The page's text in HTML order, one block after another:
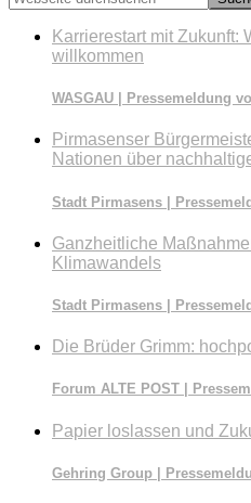
durchsuchen
Karrierestart mit Zukunft:
willkommen
WASGAU | Pressemeldung
Pirmasenser
Nationen über
Stadt Pirmasens |
Ganzheitliche
Klimawandels
Stadt Pirmasens |
Die Brüder Grimm:
Forum ALTE POST |
Papier loslassen und
Gehring Group |